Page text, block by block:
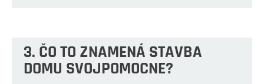
3. ČO TO ZNAMENÁ STAVBA
DOMU SVOJPOMOCNE?